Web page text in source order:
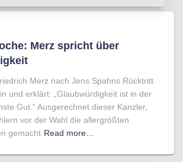
Merz spricht über
Merz nach Jens Spahns Rücktritt
und erklärt: „Glaubwürdigkeit ist in der
Gut.“ Ausgerechnet dieser Kanzler,
vor der Wahl die allergrößten
gemacht Read more…